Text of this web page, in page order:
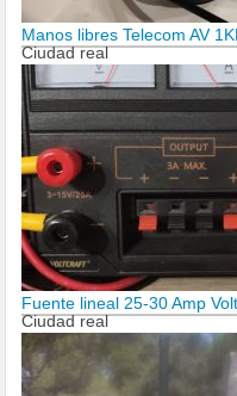
Manos libres Telecom AV
Ciudad real
Fuente lineal 25-30 Amp
Ciudad real